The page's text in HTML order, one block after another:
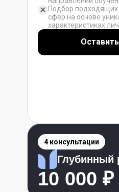
Подбор
сфер на основе
характеристиках
4 консультации
Глубинный
10 000 ₽